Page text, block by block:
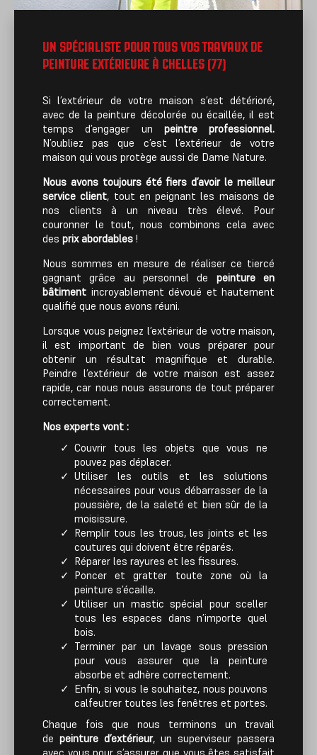
UN SPÉCIALISTE POUR TOUS VOS TRAVAUX DE
PEINTURE EXTÉRIEURE À CHELLES (77)
Si l’extérieur de votre maison s’est détérioré,
avec de la peinture décolorée ou écaillée, il est
temps d’engager un peintre professionnel.
N’oubliez pas que c’est l’extérieur de votre
maison qui vous protège aussi de Dame Nature.
Nous avons toujours été fiers d’avoir le meilleur
service client, tout en peignant les maisons de
nos clients à un niveau très élevé. Pour
couronner le tout, nous combinons cela avec
des prix abordables !
Nous sommes en mesure de réaliser ce tiercé
gagnant grâce au personnel de peinture en
bâtiment incroyablement dévoué et hautement
qualifié que nous avons réuni.
Lorsque vous peignez l’extérieur de votre maison,
il est important de bien vous préparer pour
obtenir un résultat magnifique et durable.
Peindre l’extérieur de votre maison est assez
rapide, car nous nous assurons de tout préparer
correctement.
Nos experts vont :
Couvrir tous les objets que vous ne
pouvez pas déplacer.
Utiliser les outils et les solutions
nécessaires pour vous débarrasser de la
poussière, de la saleté et bien sûr de la
moisissure.
Remplir tous les trous, les joints et les
coutures qui doivent être réparés.
Réparer les rayures et les fissures.
Poncer et gratter toute zone où la
peinture s’écaille.
Utiliser un mastic spécial pour sceller
tous les espaces dans n’importe quel
bois.
Terminer par un lavage sous pression
pour vous assurer que la peinture
absorbe et adhère correctement.
Enfin, si vous le souhaitez, nous pouvons
calfeutrer toutes les fenêtres et portes.
Chaque fois que nous terminons un travail
de peinture d’extérieur, un superviseur passera